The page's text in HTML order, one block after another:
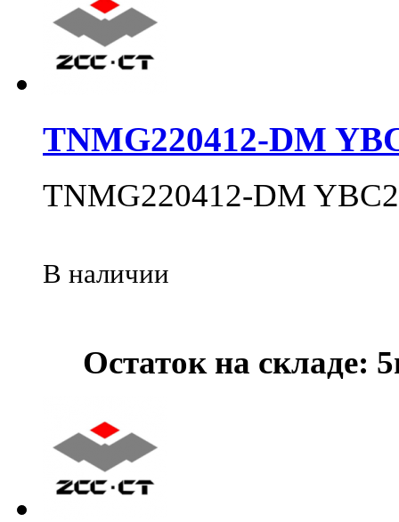
TNMG220412-DM
TNMG220412-DM
В наличии
Остаток на складе: